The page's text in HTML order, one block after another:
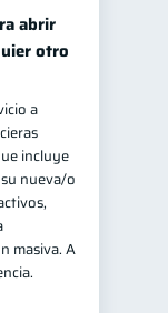
abrir
otro
a
incluye
nueva/o
masiva. A